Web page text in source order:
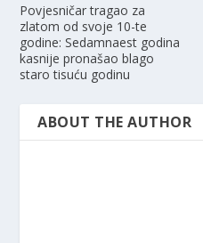
Povjesničar tragao za
zlatom od svoje 10-te
godine: Sedamnaest godina
kasnije pronašao blago
staro tisuću godinu
ABOUT THE AUTHOR